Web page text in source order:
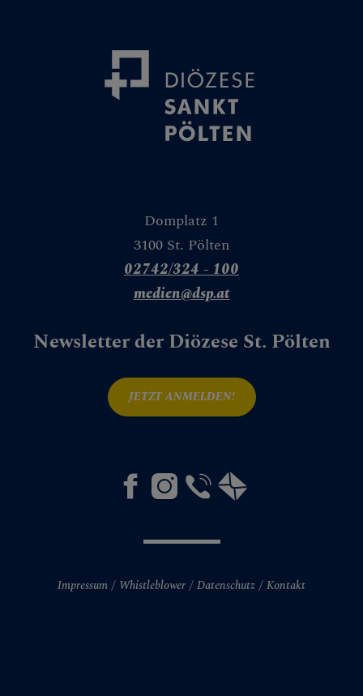
Tür
Wasser
Spiegel
Zelt
Mauer
12Staemme
Fisch
Geistliche Begleitung
BEGEGNEN
Domplatz 1
3100 St. Pölten
02742/324 - 100
medien@dsp.at
Newsletter der Diözese St. Pölten
JETZT ANMELDEN!
Impressum Whistleblower Datenschutz Kontakt